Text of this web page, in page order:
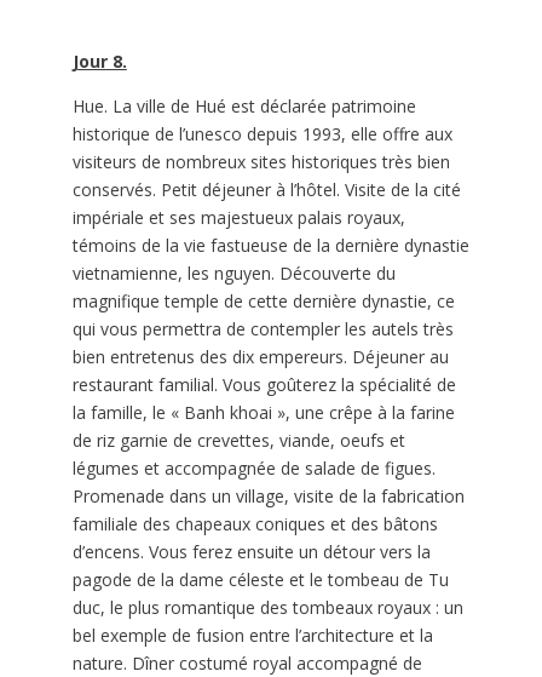
Jour 8.
Hue. La ville de Hué est déclarée patrimoine
historique de l’unesco depuis 1993, elle offre aux
visiteurs de nombreux sites historiques très bien
conservés. Petit déjeuner à l’hôtel. Visite de la cité
impériale et ses majestueux palais royaux,
témoins de la vie fastueuse de la dernière dynastie
vietnamienne, les nguyen. Découverte du
magnifique temple de cette dernière dynastie, ce
qui vous permettra de contempler les autels très
bien entretenus des dix empereurs. Déjeuner au
restaurant familial. Vous goûterez la spécialité de
la famille, le « Banh khoai », une crêpe à la farine
de riz garnie de crevettes, viande, oeufs et
légumes et accompagnée de salade de figues.
Promenade dans un village, visite de la fabrication
familiale des chapeaux coniques et des bâtons
d’encens. Vous ferez ensuite un détour vers la
pagode de la dame céleste et le tombeau de Tu
duc, le plus romantique des tombeaux royaux : un
bel exemple de fusion entre l’architecture et la
nature. Dîner costumé royal accompagné de